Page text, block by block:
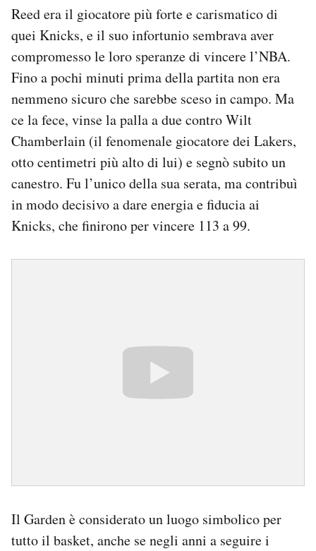
Reed era il giocatore più forte e carismatico di
quei Knicks, e il suo infortunio sembrava aver
compromesso le loro speranze di vincere l’NBA.
Fino a pochi minuti prima della partita non era
nemmeno sicuro che sarebbe sceso in campo. Ma
ce la fece, vinse la palla a due contro Wilt
Chamberlain (il fenomenale giocatore dei Lakers,
otto centimetri più alto di lui) e segnò subito un
canestro. Fu l’unico della sua serata, ma contribuì
in modo decisivo a dare energia e fiducia ai
Knicks, che finirono per vincere 113 a 99.
Il Garden è considerato un luogo simbolico per
tutto il basket, anche se negli anni a seguire i